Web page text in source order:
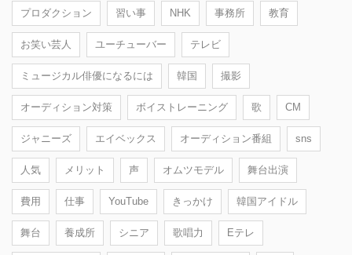
プロダクション 習い事 NHK 事務所 教育
お笑い芸人 ユーチューバー テレビ
ミュージカル俳優になるには 韓国 撮影
オーディション対策 ボイストレーニング 歌 CM
ジャニーズ エイベックス オーディション番組 sns
人気 メリット 声 オムツモデル 舞台出演
費用 仕事 YouTube きっかけ 韓国アイドル
舞台 養成所 シニア 歌唱力 Eテレ